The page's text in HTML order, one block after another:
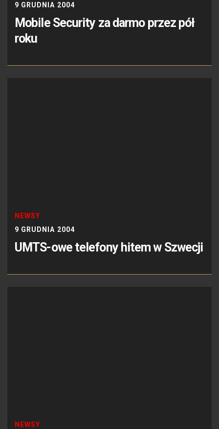
9 GRUDNIA 2004
Mobile Security za darmo przez pół
roku
NEWSY
9 GRUDNIA 2004
UMTS-owe telefony hitem w Szwecji
NEWSY